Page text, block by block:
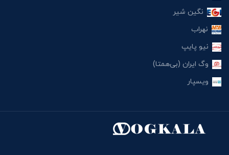
نگین شیر
نهراب
نیو پایپ
وگ ایران (بی‌همتا)
ویسپار